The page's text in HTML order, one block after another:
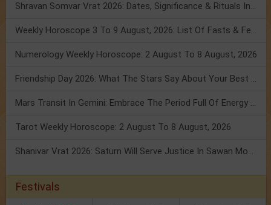
Shravan Somvar Vrat 2026: Dates, Significance & Rituals In August
Weekly Horoscope 3 To 9 August, 2026: List Of Fasts & Festivals
Numerology Weekly Horoscope: 2 August To 8 August, 2026
Friendship Day 2026: What The Stars Say About Your Best Friend!
Mars Transit In Gemini: Embrace The Period Full Of Energy & Intelligence
Tarot Weekly Horoscope: 2 August To 8 August, 2026
Shanivar Vrat 2026: Saturn Will Serve Justice In Sawan Month!
Festivals